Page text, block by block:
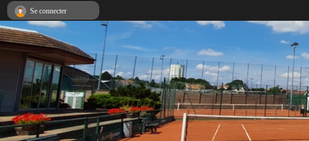
Se connecter
Panneau de gestion des cookies